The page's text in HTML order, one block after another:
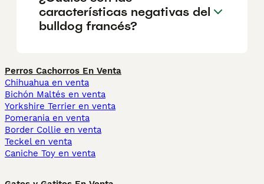
características negativas del
bulldog francés?
Perros Cachorros En Venta
Chihuahua en venta
Bichón Maltés en venta
Yorkshire Terrier en venta
Pomerania en venta
Border Collie en venta
Teckel en venta
Caniche Toy en venta